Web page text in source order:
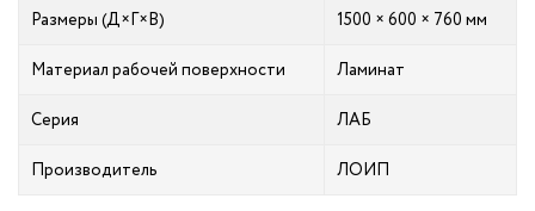
Размеры (Д×Г×В) 1500 × 600 × 760 мм
Материал рабочей поверхности Ламинат
Серия ЛАБ
Производитель ЛОИП